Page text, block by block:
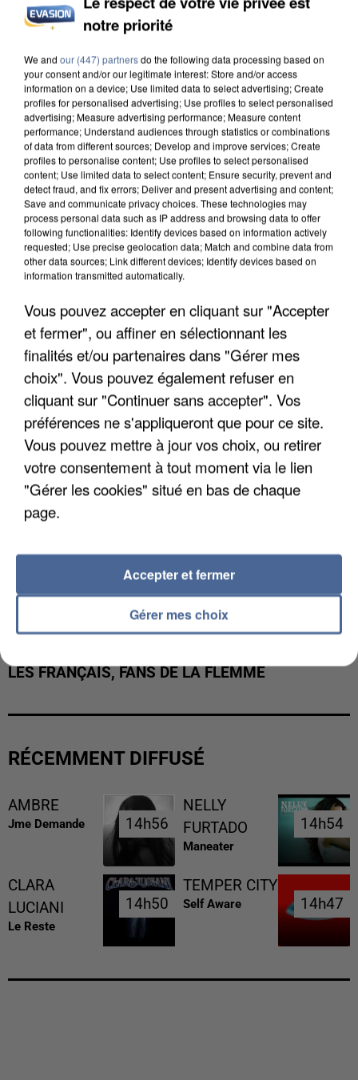
UNE TOURISTE DE L’OISE EMPORTÉE PAR UNE
COULÉE DE BOUE EN HAUTE-SAVOIE
LES DONNÉES DE 300 000 CLIENTS DÉROBÉES À
INTERMARCHÉ APRÈS UNE...
LES FRANÇAIS, FANS DE LA FLEMME
RÉCEMMENT DIFFUSÉ
AMBRE
Jme Demande 14h56
14h56
NELLY
FURTADO
Maneater
14h54
14h54
CLARA
LUCIANI
Le Reste
14h50
14h50
TEMPER CITY
Self Aware 14h47
14h47
notre priorité
We and our (447) partnersdo the following data processing based on
your consent and/or our legitimate interest: Store and/or access
information on a device; Use limited data to select advertising; Create
profiles for personalised advertising; Use profiles to select personalised
advertising; Measure advertising performance; Measure content
performance; Understand audiences through statistics or combinations
of data from different sources; Develop and improve services; Create
profiles to personalise content; Use profiles to select personalised
content; Use limited data to select content; Ensure security, prevent and
detect fraud, and fix errors; Deliver and present advertising and content;
Save and communicate privacy choices. These technologies may
process personal data such as IP address and browsing data to offer
following functionalities: Identify devices based on information actively
requested; Use precise geolocation data; Match and combine data from
other data sources; Link different devices; Identify devices based on
information transmitted automatically.
Vous pouvez accepter en cliquant sur "Accepter
et fermer", ou affiner en sélectionnant les
finalités et/ou partenaires dans "Gérer mes
choix". Vous pouvez également refuser en
cliquant sur "Continuer sans accepter". Vos
préférences ne s'appliqueront que pour ce site.
Vous pouvez mettre à jour vos choix, ou retirer
votre consentement à tout moment via le lien
"Gérer les cookies" situé en bas de chaque
page.
Gérer mes choix
Accepter et fermer